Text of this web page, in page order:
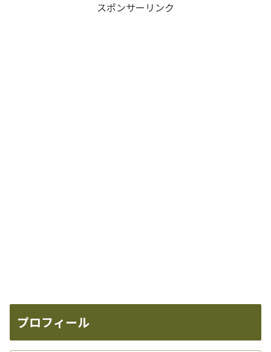
スポンサーリンク
プロフィール